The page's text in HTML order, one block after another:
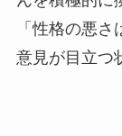
「性格の悪
意見が目立つ